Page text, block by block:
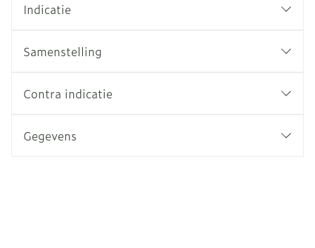
Indicatie
Samenstelling
Contra indicatie
Gegevens